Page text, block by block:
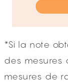
*Si la note
des mesures
mesures de